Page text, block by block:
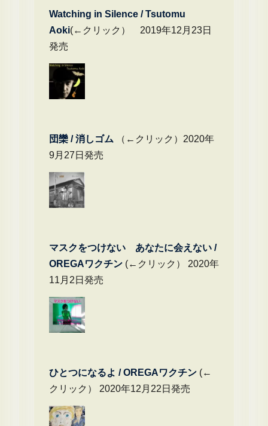
Watching in Silence / Tsutomu
Aoki(←クリック） 2019年12月23日
発売
団欒 / 消しゴム （←クリック）2020年
9月27日発売
マスクをつけない あなたに会えない /
OREGAワクチン(←クリック） 2020年
11月2日発売
ひとつになるよ / OREGAワクチン(←
クリック） 2020年12月22日発売